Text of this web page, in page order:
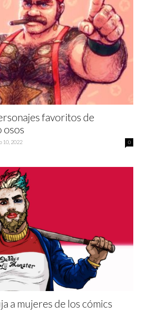
favoritos de
osos
10, 2022 0
a mujeres de los cómics